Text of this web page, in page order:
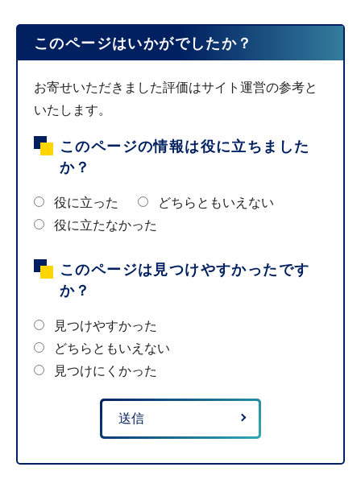
このページはいかがでしたか？
お寄せいただきました評価はサイト運営の参考と
いたします。
このページの情報は役に立ちました
か？
役に立った
どちらともいえない
役に立たなかった
このページは見つけやすかったです
か？
見つけやすかった
どちらともいえない
見つけにくかった